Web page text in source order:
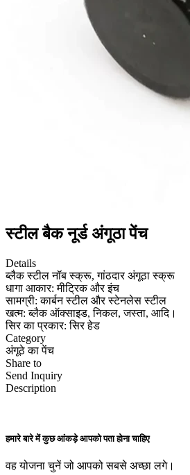
स्टील बैक नूर्ड अंगूठा पेंच
Details
ब्लैक स्टील नॉब स्क्रू, गांठदार अंगूठा स्क्रू
धागा आकार: मीट्रिक और इंच
सामग्री: कार्बन स्टील और स्टेनलेस स्टील
खत्म: ब्लैक ऑक्साइड, निकल, जस्ता, आदि।
सिर का प्रकार: सिर हेड
Category
अंगूठे का पेंच
Share to
Send Inquiry
Description
हमारे बारे में कुछ आंकड़े आपको पता होना चाहिए
वह योजना चुनें जो आपको सबसे अच्छा लगे।